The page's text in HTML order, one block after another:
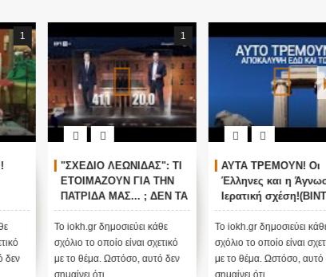
1 1
"ΣΧΕΔΙΟ ΛΕΩΝΙΔΑΣ": ΤΙ
ΕΤΟΙΜΑΖΟΥΝ ΓΙΑ ΤΗΝ
ΠΑΤΡΙΔΑ ΜΑΣ... ; ΔΕΝ ΤΑ
ΕΙΠΕ ΤΥΧΑΙΑ ΣΤΙΣ
13/11/2015...
Το iokh.gr δημοσιεύει κάθε
σχόλιο το οποίο είναι σχετικό
με το θέμα. Ωστόσο, αυτό δεν
ΑΥΤΑ ΤΡΕΜΟΥΝ! Οι
Έλληνες και η Άγνωστη
Ιερατική σχέση!(ΒΙΝΤΕΟ)
Το iokh.gr δημοσιεύει κάθε
σχόλιο το οποίο είναι σχετικό
με το θέμα. Ωστόσο, αυτό δεν